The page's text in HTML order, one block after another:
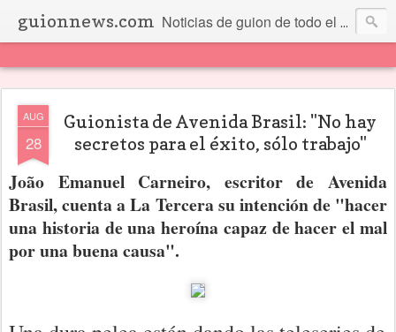
guionnews.com Noticias de guion de todo el mundo... Y más.
AUG
28
Guionista de Avenida Brasil: "No hay
secretos para el éxito, sólo trabajo"
João Emanuel Carneiro, escritor de Avenida
Brasil, cuenta a La Tercera su intención de "hacer
una historia de una heroína capaz de hacer el mal
por una buena causa".